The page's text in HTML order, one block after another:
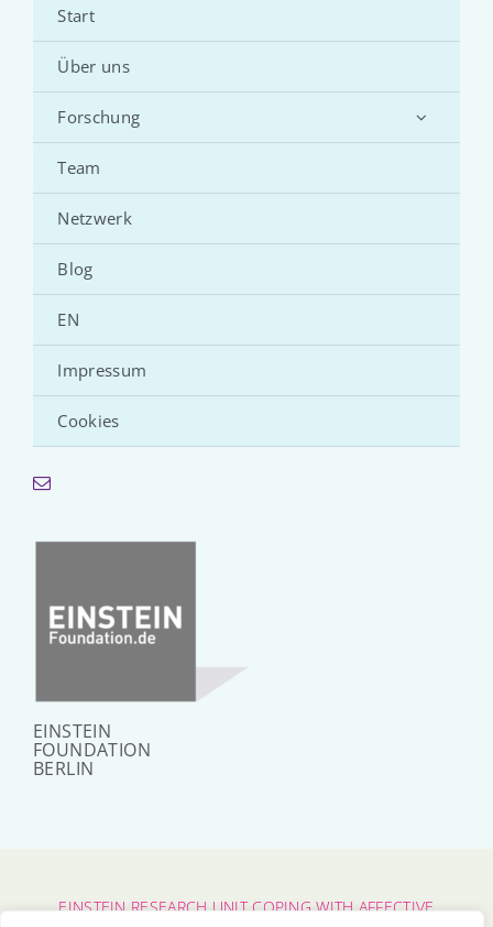
Start
Über uns
Forschung
Team
Netzwerk
Blog
EN
Impressum
Cookies
EINSTEIN
FOUNDATION
BERLIN
EINSTEIN RESEARCH UNIT COPING WITH AFFECTIVE